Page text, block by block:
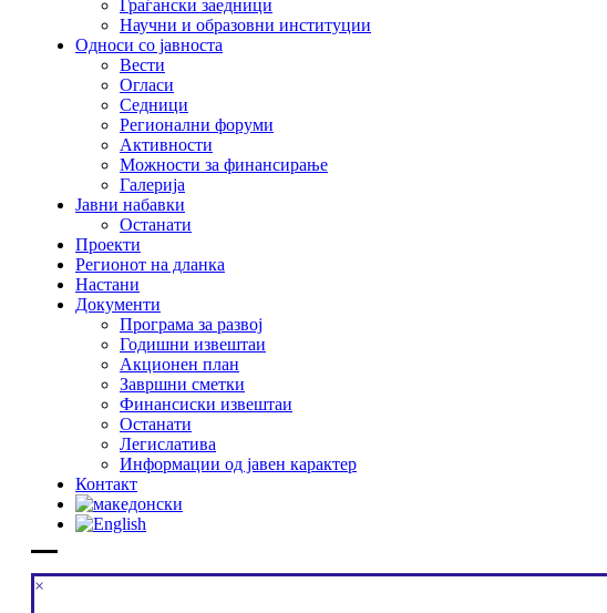
Граѓански заедници
Научни и образовни институции
Односи со јавноста
Вести
Огласи
Седници
Регионални форуми
Активности
Можности за финансирање
Галерија
Јавни набавки
Останати
Проекти
Регионот на дланка
Настани
Документи
Програма за развој
Годишни извештаи
Акционен план
Завршни сметки
Финансиски извештаи
Останати
Легислатива
Информации од јавен карактер
Контакт
×